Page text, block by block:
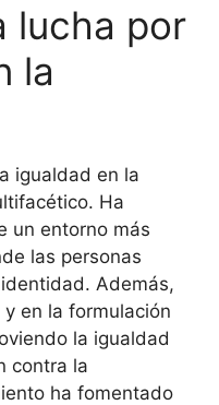
lucha por
la
igualdad en la
Ha
un entorno más
las personas
Además,
en la formulación
la igualdad
contra la
ha fomentado